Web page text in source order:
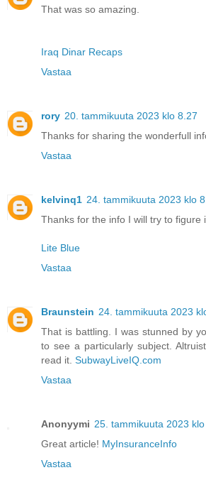
That was so amazing.
Iraq Dinar Recaps
Vastaa
rory 20. tammikuuta 2023 klo 8.27
Thanks for sharing the wonderfull
Vastaa
kelvinq1 24. tammikuuta 2023 klo
Thanks for the info I will try to figure
Lite Blue
Vastaa
Braunstein 24. tammikuuta 2023
That is battling. I was stunned by
to see a particularly subject.
read it. SubwayLiveIQ.com
Vastaa
Anonyymi 25. tammikuuta 2023
Great article! MyInsuranceInfo
Vastaa